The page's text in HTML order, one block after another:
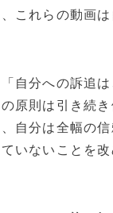
これらの動画
自分への訴追
原則は引き続
自分は全幅の
いないことを改